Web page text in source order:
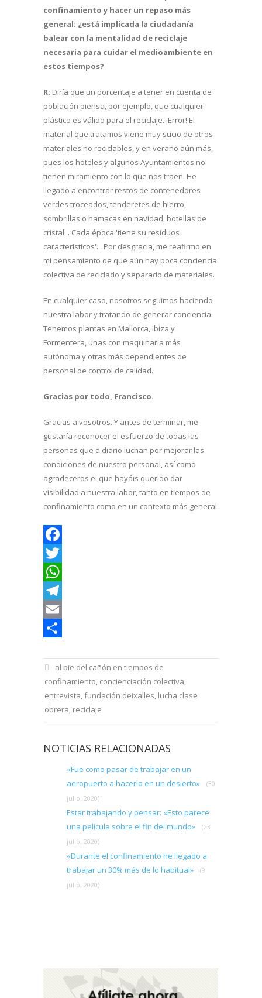
confinamiento y hacer un repaso más
general: ¿está implicada la ciudadanía
balear con la mentalidad de reciclaje
necesaria para cuidar el medioambiente en
estos tiempos?
R: Diría que un porcentaje a tener en cuenta de
población piensa, por ejemplo, que cualquier
plástico es válido para el reciclaje. ¡Error! El
material que tratamos viene muy sucio de otros
materiales no reciclables, y en verano aún más,
pues los hoteles y algunos Ayuntamientos no
tienen miramiento con lo que nos traen. He
llegado a encontrar restos de contenedores
verdes troceados, tenderetes de hierro,
sombrillas o hamacas en navidad, botellas de
cristal... Cada época 'tiene su residuos
característicos'... Por desgracia, me reafirmo en
mi pensamiento de que aún hay poca conciencia
colectiva de reciclado y separado de materiales.
En cualquier caso, nosotros seguimos haciendo
nuestra labor y tratando de generar conciencia.
Tenemos plantas en Mallorca, Ibiza y
Formentera, unas con maquinaria más
autónoma y otras más dependientes de
personal de control de calidad.
Gracias por todo, Francisco.
Gracias a vosotros. Y antes de terminar, me
gustaría reconocer el esfuerzo de todas las
personas que a diario luchan por mejorar las
condiciones de nuestro personal, así como
agradeceros el que hayáis querido dar
visibilidad a nuestra labor, tanto en tiempos de
confinamiento como en un contexto más general.
Facebook
Twitter
WhatsApp
Telegram
Email
al pie del cañón en tiempos de
confinamiento, concienciación colectiva,
entrevista,fundación deixalles, lucha clase
obrera, reciclaje
NOTICIAS RELACIONADAS
«Fue como pasar de trabajar en un
aeropuerto a hacerlo en un desierto»
(30
julio, 2020)
Estar trabajando y pensar: «Esto parece
una película sobre el fin del mundo»
(23
julio, 2020)
«Durante el confinamiento he llegado a
trabajar un 30% más de lo habitual»
(9
julio, 2020)